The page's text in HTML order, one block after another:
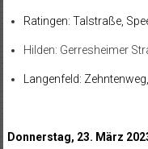
Ratingen: Talstraße,
Hilden: Gerresheimer
Langenfeld:
Donnerstag, 23. März